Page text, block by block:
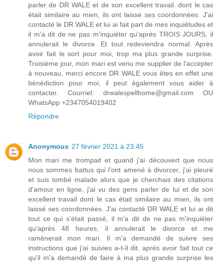
parler de DR WALE et de son excellent travail. dont le cas
était similaire au mien, ils ont laissé ses coordonnées. J'ai
contacté le DR WALE et lui ai fait part de mes inquiétudes et
il m'a dit de ne pas m'inquiéter qu'après TROIS JOURS, il
annulerait le divorce. Et tout redeviendra normal. Après
avoir fait le sort pour moi, trop ma plus grande surprise.
Troisième jour, mon mari est venu me supplier de l'accepter
à nouveau, merci encore DR WALE vous êtes en effet une
bénédiction pour moi, il peut également vous aider à
contacter. Courriel: drwalespellhome@gmail.com OU
WhatsApp +2347054019402
Répondre
Anonymous 27 février 2021 à 23:45
Mon mari me trompait et quand j'ai découvert que nous
nous sommes battus qui l'ont amené à divorcer, j'ai pleuré
et suis tombé malade alors que je cherchais des citations
d'amour en ligne, j'ai vu des gens parler de lui et de son
excellent travail dont le cas était similaire au mien, ils ont
laissé ses coordonnées. J'ai contacté DR WALE et lui ai dit
tout ce qui s'était passé, il m'a dit de ne pas m'inquiéter
qu'après 48 heures, il annulerait le divorce et me
ramènerait mon mari. Il m'a demandé de suivre ses
instructions que j'ai suivies a-t-il dit. après avoir fait tout ce
qu'il m'a demandé de faire à ma plus grande surprise les